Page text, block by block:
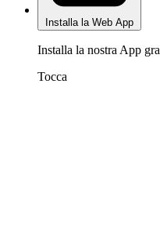
Installa la Web App
Installa la nostra App
Tocca